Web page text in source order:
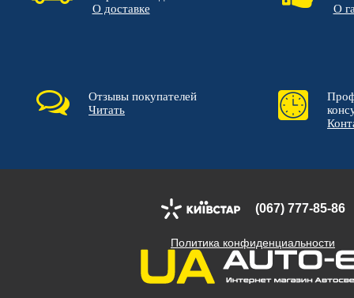
О доставке
О
Отзывы покупателей
Читать
(067) 777-85-86
Политика конфиденциальности